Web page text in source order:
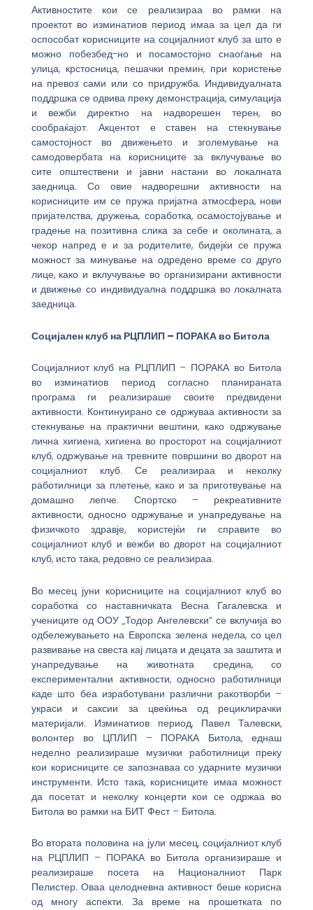
Активностите кои се реализираа во рамки на
проектот во изминатиов период имаа за цел да ги
оспособат корисниците на социјалниот клуб за што е
можно побезбед-но и посамостојно снаоѓање на
улица, крстосница, пешачки премин, при користење
на превоз сами или со придружба. Индивидуалната
поддршка се одвива преку демонстрација, симулација
и вежби директно на надворешен терен, во
сообраќајот. Акцентот е ставен на стекнување
самостојност во движењето и зголемување на
самодовербата на корисниците за вклучување во
сите општествени и јавни настани во локалната
заедница. Со овие надворешни активности на
корисниците им се пружа пријатна атмосфера, нови
пријателства, дружења, соработка, осамостојување и
градење на позитивна слика за себе и околината, а
чекор напред е и за родителите, бидејќи се пружа
можност за минување на одредено време со друго
лице, како и вклучување во организирани активности
и движење со индивидуална поддршка во локалната
заедница.
Социјален клуб на РЦПЛИП – ПОРАКА во Битола
Социјалниот клуб на РЦПЛИП – ПОРАКА во Битола
во изминатиов период согласно планираната
програма ги реализираше своите предвидени
активности. Континуирано се одржуваа активности за
стекнување на практични вештини, како одржување
лична хигиена, хигиена во просторот на социјалниот
клуб, одржување на тревните површини во дворот на
социјалниот клуб. Се реализираа и неколку
работилници за плетење, како и за приготвување на
домашно лепче. Спортско – рекреативните
активности, односно одржување и унапредување на
физичкото здравје, користејќи ги справите во
социјалниот клуб и вежби во дворот на социјалниот
клуб, исто така, редовно се реализираа.
Во месец јуни корисниците на социјалниот клуб во
соработка со наставничката Весна Гагалевска и
учениците од ООУ „Тодор Ангелевски“ се вклучија во
одбележувањето на Европска зелена недела, со цел
развивање на свеста кај лицата и децата за заштита и
унапредување на животната средина, со
експериментални активности, односно работилници
каде што беа изработувани различни ракотворби –
украси и саксии за цвеќиња од рециклирачки
материјали. Изминатиов период, Павел Талевски,
волонтер во ЦПЛИП – ПОРАКА Битола, еднаш
неделно реализираше музички работилници преку
кои корисниците се запознаваа со ударните музички
инструменти. Исто така, корисниците имаа можност
да посетат и неколку концерти кои се одржаа во
Битола во рамки на БИТ Фест – Битола.
Во втората половина на јули месец, социјалниот клуб
на РЦПЛИП – ПОРАКА во Битола организираше и
реализираше посета на Националниот Парк
Пелистер. Оваа целодневна активност беше корисна
од многу аспекти. За време на прошетката по